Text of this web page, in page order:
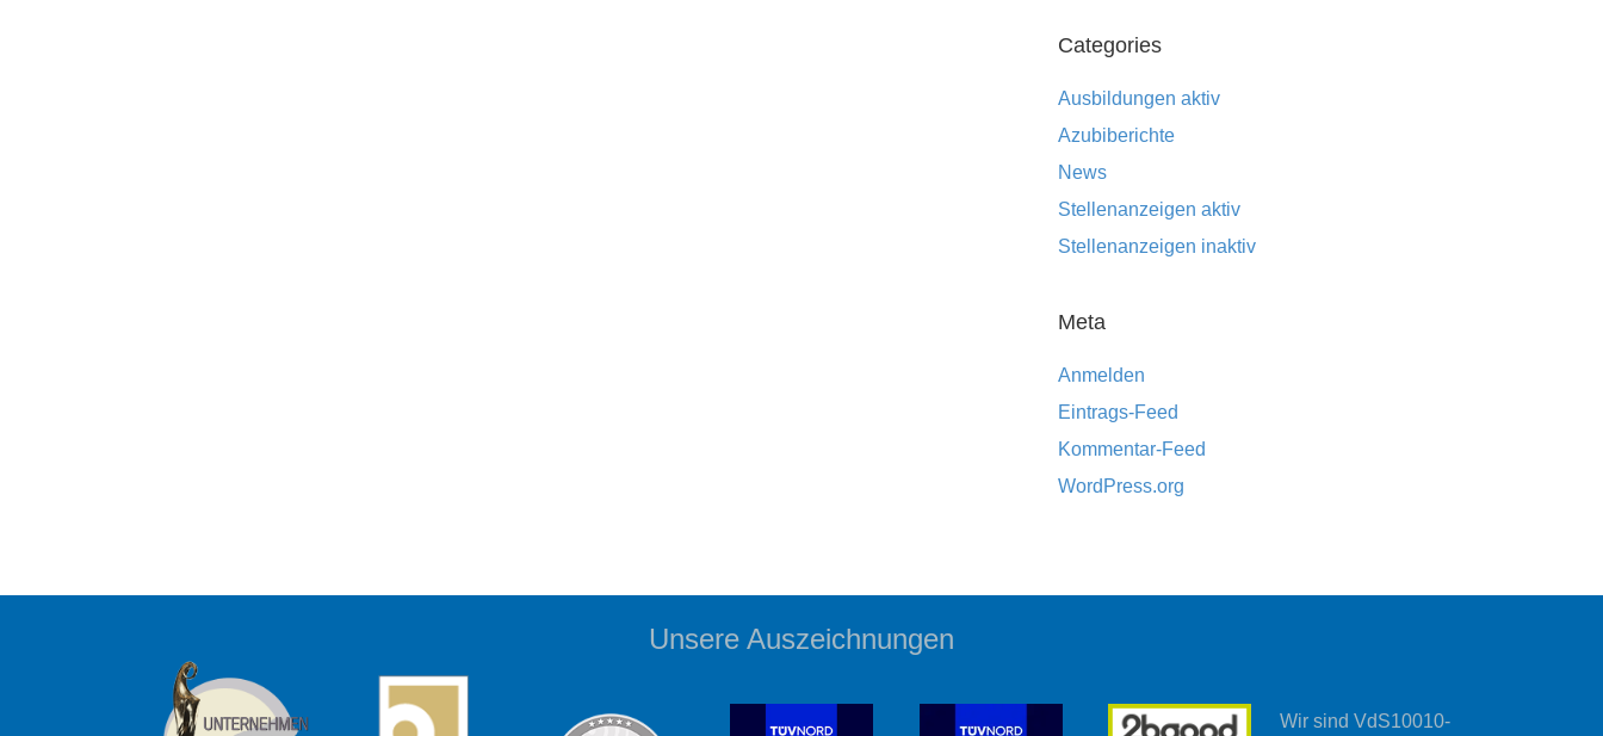
Categories
Ausbildungen aktiv
Azubiberichte
News
Stellenanzeigen aktiv
Stellenanzeigen inaktiv
Meta
Anmelden
Eintrags-Feed
Kommentar-Feed
WordPress.org
Unsere Auszeichnungen
Wir sind VdS10010-